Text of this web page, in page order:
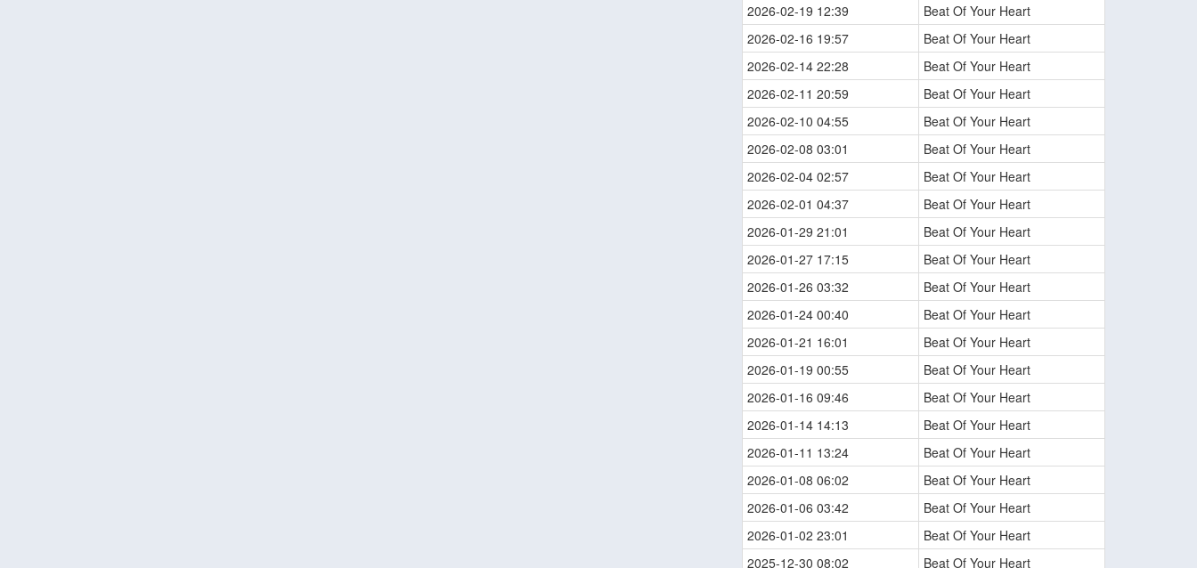
2026-02-19 12:39
Beat Of Your Heart
2026-02-16 19:57
Beat Of Your Heart
2026-02-14 22:28
Beat Of Your Heart
2026-02-11 20:59
Beat Of Your Heart
2026-02-10 04:55
Beat Of Your Heart
2026-02-08 03:01
Beat Of Your Heart
2026-02-04 02:57
Beat Of Your Heart
2026-02-01 04:37
Beat Of Your Heart
2026-01-29 21:01
Beat Of Your Heart
2026-01-27 17:15
Beat Of Your Heart
2026-01-26 03:32
Beat Of Your Heart
2026-01-24 00:40
Beat Of Your Heart
2026-01-21 16:01
Beat Of Your Heart
2026-01-19 00:55
Beat Of Your Heart
2026-01-16 09:46
Beat Of Your Heart
2026-01-14 14:13
Beat Of Your Heart
2026-01-11 13:24
Beat Of Your Heart
2026-01-08 06:02
Beat Of Your Heart
2026-01-06 03:42
Beat Of Your Heart
2026-01-02 23:01
Beat Of Your Heart
2025-12-30 08:02
Beat Of Your Heart